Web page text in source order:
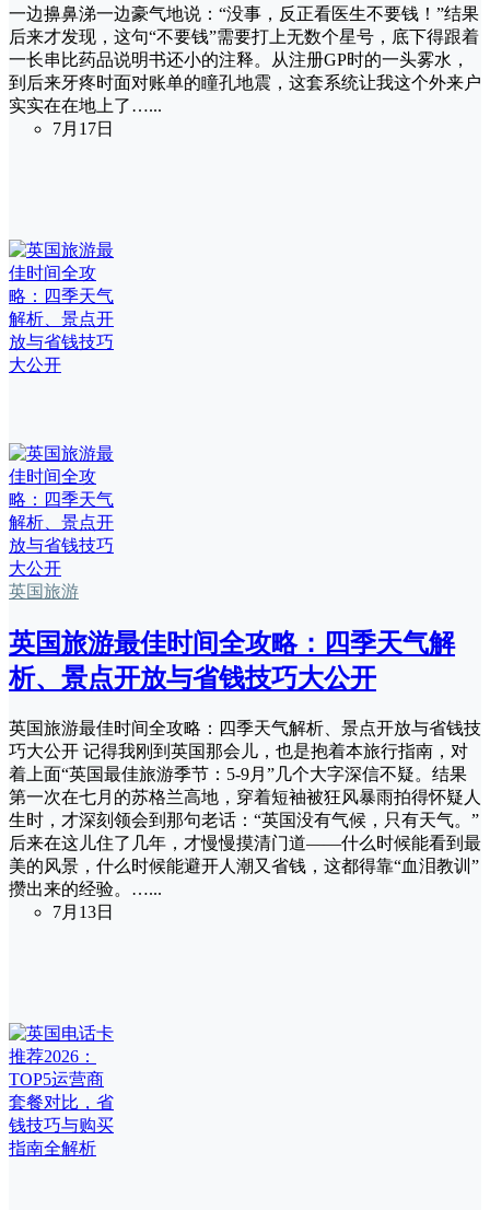
一边擤鼻涕一边豪气地说：“没事，反正看医生不要钱！”结果
后来才发现，这句“不要钱”需要打上无数个星号，底下得跟着
一长串比药品说明书还小的注释。从注册GP时的一头雾水，
到后来牙疼时面对账单的瞳孔地震，这套系统让我这个外来户
实实在在地上了…...
7月17日
英国旅游
英国旅游最佳时间全攻略：四季天气解
析、景点开放与省钱技巧大公开
英国旅游最佳时间全攻略：四季天气解析、景点开放与省钱技
巧大公开 记得我刚到英国那会儿，也是抱着本旅行指南，对
着上面“英国最佳旅游季节：5-9月”几个大字深信不疑。结果
第一次在七月的苏格兰高地，穿着短袖被狂风暴雨拍得怀疑人
生时，才深刻领会到那句老话：“英国没有气候，只有天气。”
后来在这儿住了几年，才慢慢摸清门道——什么时候能看到最
美的风景，什么时候能避开人潮又省钱，这都得靠“血泪教训”
攒出来的经验。…...
7月13日